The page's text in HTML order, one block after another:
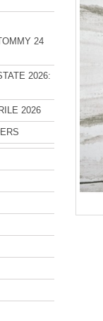
24
2026:
2026